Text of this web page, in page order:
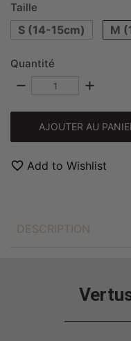
Taille
S (14-15cm) M
Quantité
remove add
AJOUTER AU
favorite_border Add to Wishlist
DESCRIPTION